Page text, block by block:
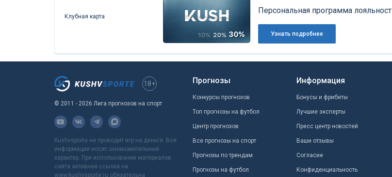
Клубная карта
Персональная программа
Узнать подробнее
18+
© 2011 - 2026 Лига прогнозов на спорт
Kushvsporte не проводит игр на деньги. Вся
информация носит ознакомительный
характер. При использовании материалов
сайта активная ссылка на
www.kushvsporte.ru обязательна
Прогнозы
Конкурсы прогнозов
Топ прогнозы на футбол
Центр прогнозов
Все прогнозы на спорт
Прогнозы по трендам
Прогнозы на футбол
Информация
Бонусы и фрибеты
Лучшие эксперты
Пресс центр новостей
Ваши отзывы
Согласие
Конфиденциальность